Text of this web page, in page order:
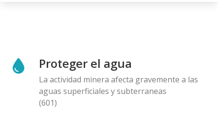
Proteger el agua
La actividad minera afecta gravemente a las
aguas superficiales y subterraneas
(601)